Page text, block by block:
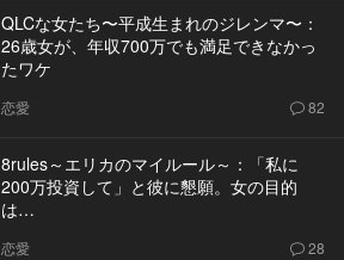
QLCな女たち〜平成生まれのジレンマ〜：
26歳女が、年収700万でも満足できなかっ
たワケ
恋愛 82
8rules～エリカのマイルール～：「私に
200万投資して」と彼に懇願。女の目的
は…
恋愛 28